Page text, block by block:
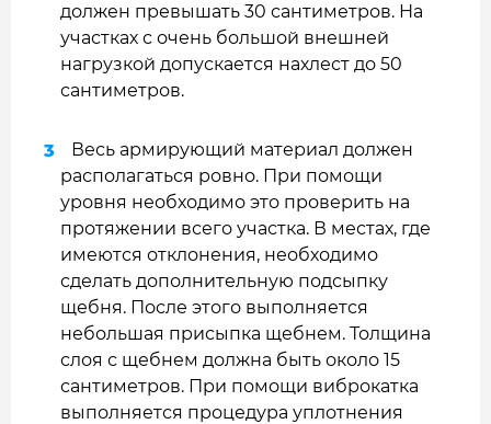
должен превышать 30 сантиметров. На
участках с очень большой внешней
нагрузкой допускается нахлест до 50
сантиметров.
Весь армирующий материал должен
располагаться ровно. При помощи
уровня необходимо это проверить на
протяжении всего участка. В местах, где
имеются отклонения, необходимо
сделать дополнительную подсыпку
щебня. После этого выполняется
небольшая присыпка щебнем. Толщина
слоя с щебнем должна быть около 15
сантиметров. При помощи виброкатка
выполняется процедура уплотнения